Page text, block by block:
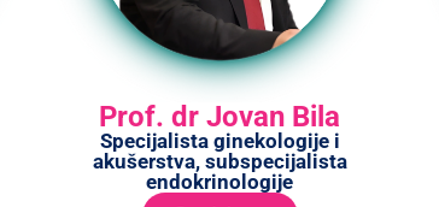
Prof. dr Jovan Bila
Specijalista ginekologije i
akušerstva, subspecijalista
endokrinologije